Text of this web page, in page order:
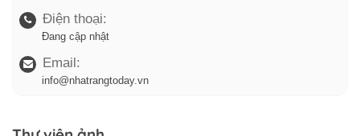
Điện thoại:
Đang cập nhật
Email:
info@nhatrangtoday.vn